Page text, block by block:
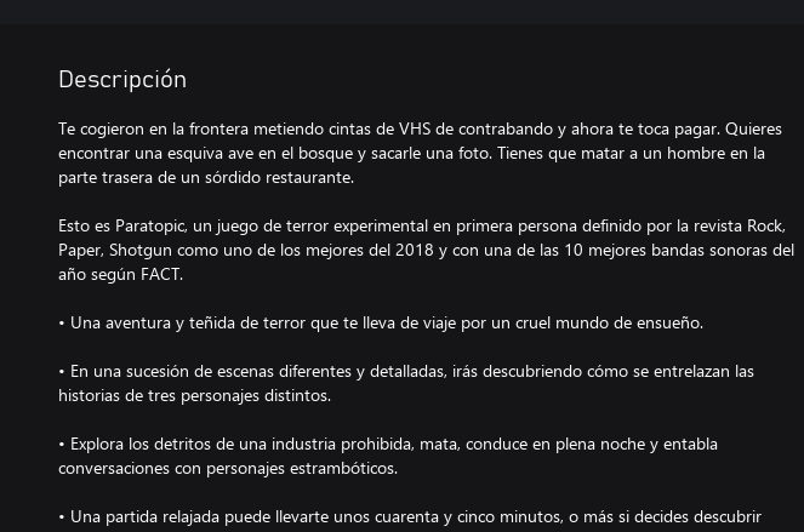
Descripción
Te cogieron en la frontera metiendo cintas de VHS de contrabando y ahora te toca pagar. Quieres
encontrar una esquiva ave en el bosque y sacarle una foto. Tienes que matar a un hombre en la
parte trasera de un sórdido restaurante.
Esto es Paratopic, un juego de terror experimental en primera persona definido por la revista Rock,
Paper, Shotgun como uno de los mejores del 2018 y con una de las 10 mejores bandas sonoras del
año según FACT.
• Una aventura y teñida de terror que te lleva de viaje por un cruel mundo de ensueño.
• En una sucesión de escenas diferentes y detalladas, irás descubriendo cómo se entrelazan las
historias de tres personajes distintos.
• Explora los detritos de una industria prohibida, mata, conduce en plena noche y entabla
conversaciones con personajes estrambóticos.
• Una partida relajada puede llevarte unos cuarenta y cinco minutos, o más si decides descubrir